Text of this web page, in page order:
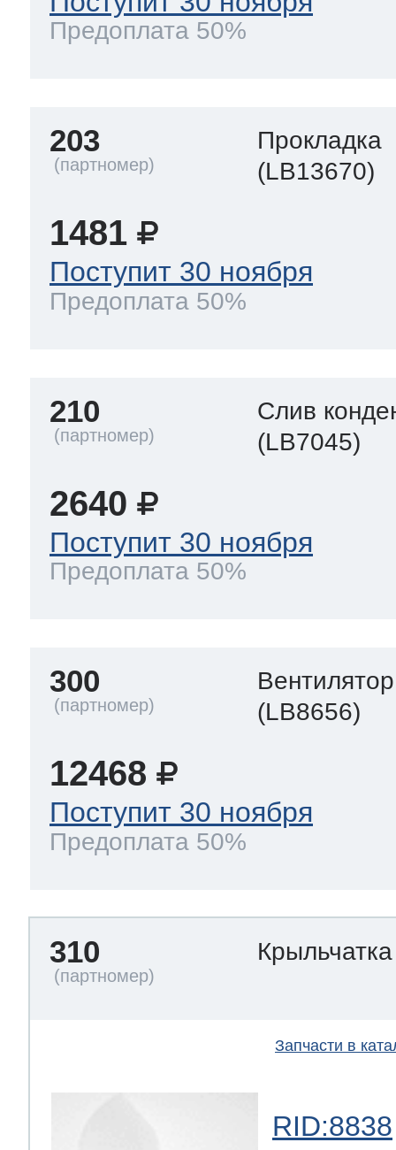
Предоплата 50%
203
Прокладка
(LB13670)
1481
Поступит 30 ноября
Предоплата 50%
210
Слив
(LB7045)
2640
Поступит 30 ноября
Предоплата 50%
300
(LB8656)
12468
Поступит 30 ноября
Предоплата 50%
310
Запчасти в
RID:8838